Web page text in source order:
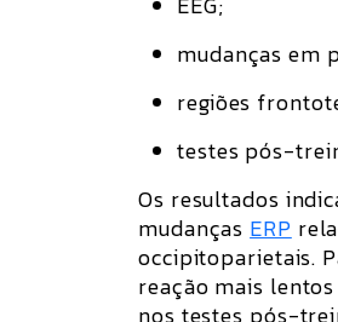
mudanças em
regiões
testes pós-
Os resultados
mudanças ERP
occipitoparietais.
reação mais
nos testes pós-